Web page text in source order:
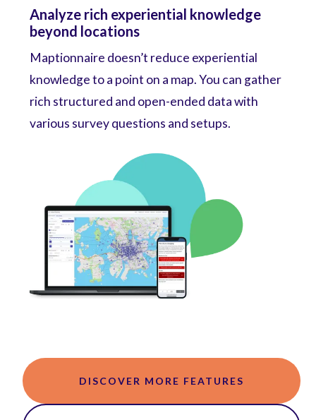
Analyze rich experiential knowledge
beyond locations
Maptionnaire doesn’t reduce experiential
knowledge to a point on a map. You can gather
rich structured and open-ended data with
various survey questions and setups.
DISCOVER MORE FEATURES